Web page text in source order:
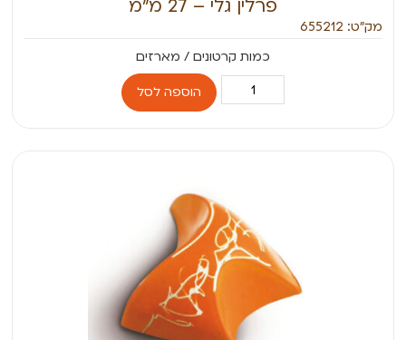
פרלין גלי – 27 מ״מ
מק״ט: 655212
הוספה לסל